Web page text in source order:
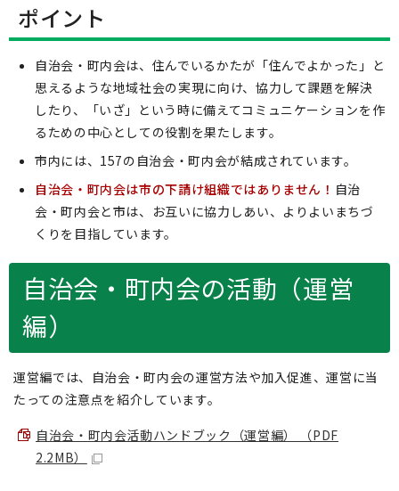
ポイント
自治会・町内会は、住んでいるかたが「住んでよかった」と
思えるような地域社会の実現に向け、協力して課題を解決
したり、「いざ」という時に備えてコミュニケーションを作
るための中心としての役割を果たします。
市内には、157の自治会・町内会が結成されています。
自治会・町内会は市の下請け組織ではありません！ 自治
会・町内会と市は、お互いに協力しあい、よりよいまちづ
くりを目指しています。
自治会・町内会の活動（運営
編）
運営編では、自治会・町内会の運営方法や加入促進、運営に当
たっての注意点を紹介しています。
自治会・町内会活動ハンドブック（運営編） （PDF
2.2MB）